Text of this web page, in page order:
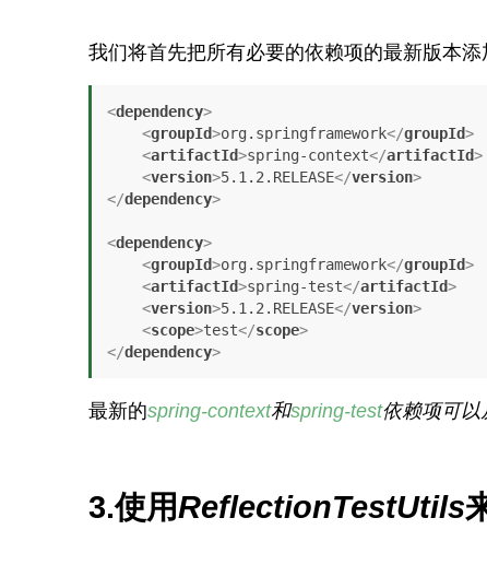
我们将首先把所有必要的依赖项的最新版本添
<dependency>
<groupId>org.springframework</groupId>
<artifactId>spring-context</artifactId>
<version>5.1.2.RELEASE</version>
</dependency>
<dependency>
<groupId>org.springframework</groupId>
<artifactId>spring-test</artifactId>
<version>5.1.2.RELEASE</version>
<scope>test</scope>
</dependency>
最新的spring-context和spring-test依赖项可以
3.使用ReflectionTestUtils